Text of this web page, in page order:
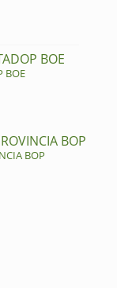
BOE
BOE
BOP
BOP